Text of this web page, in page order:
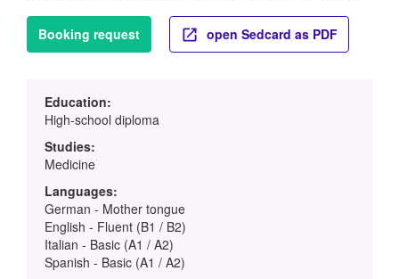
Booking request open Sedcard as PDF
Education:
High-school diploma
Studies:
Medicine
Languages:
German - Mother tongue
English - Fluent (B1 / B2)
Italian - Basic (A1 / A2)
Spanish - Basic (A1 / A2)